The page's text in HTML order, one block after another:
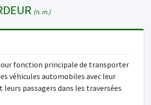
(n. m.)
fonction principale de transporter
véhicules automobiles avec leur
passagers dans les traversées